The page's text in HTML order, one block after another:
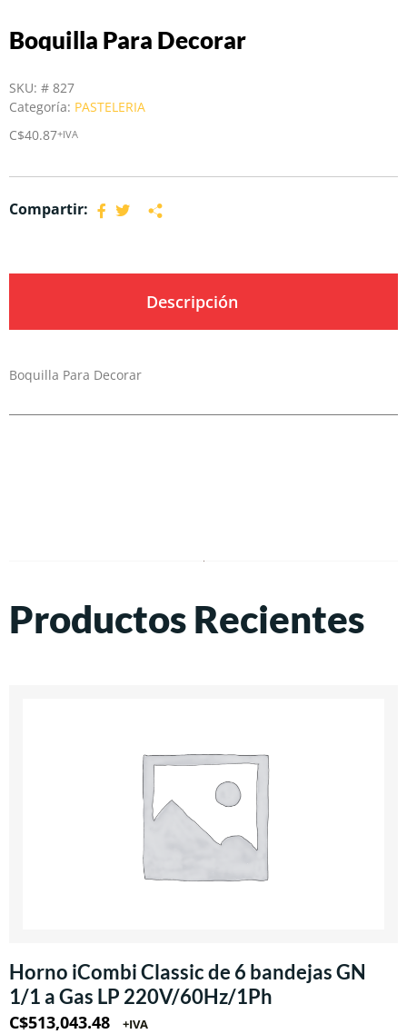
Boquilla Para Decorar
SKU: # 827
Categoría: PASTELERIA
C$40.87+IVA
Compartir:
Descripción
Boquilla Para Decorar
Productos Recientes
Horno iCombi Classic de 6 bandejas GN
1/1 a Gas LP 220V/60Hz/1Ph
C$513,043.48 +IVA